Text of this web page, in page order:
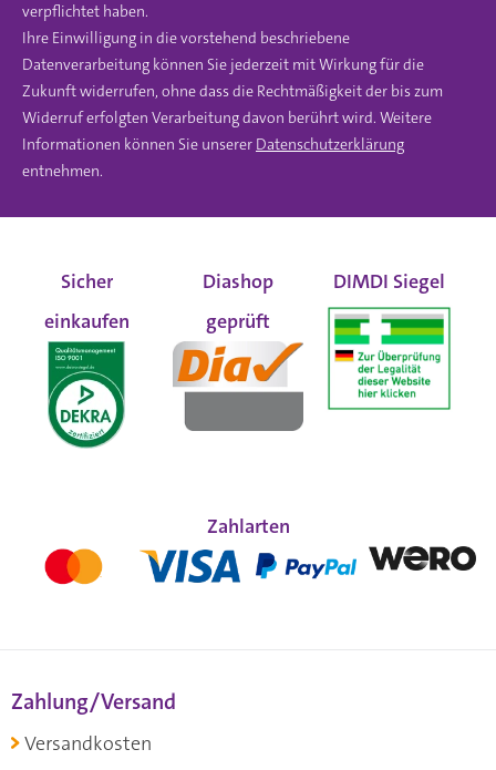
verpflichtet haben.
Ihre Einwilligung in die vorstehend beschriebene
Datenverarbeitung können Sie jederzeit mit Wirkung für die
Zukunft widerrufen, ohne dass die Rechtmäßigkeit der bis zum
Widerruf erfolgten Verarbeitung davon berührt wird. Weitere
Informationen können Sie unserer Datenschutzerklärung
entnehmen.
Sicher
einkaufen
Diashop
geprüft
DIMDI Siegel
Zahlarten
Zahlung/Versand
Versandkosten